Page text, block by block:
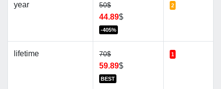
year 50$
44.89$
-405%
2
lifetime 70$
59.89$
BEST
1